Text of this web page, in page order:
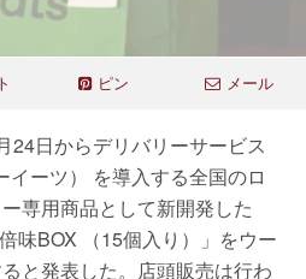
ピン メール
24日からデリバリーサービス
イーツ） を導入する全国のロ
専用商品として新開発した
味BOX （15個入り）」をウー
と発表した。店頭販売は行わ